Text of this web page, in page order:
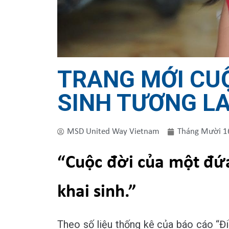
TRANG MỚI
SINH TƯƠNG
MSD United Way Vietnam Tháng Mười
“Cuộc đời của một
khai sinh.”
Theo số liệu thống kê của báo cáo